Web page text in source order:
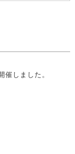
催しました。